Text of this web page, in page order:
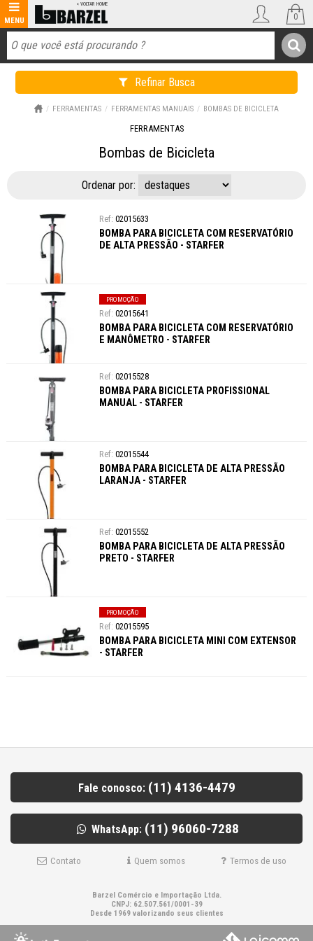
Refinar Busca
0
FERRAMENTAS FERRAMENTAS MANUAIS BOMBAS DE BICICLETA
FERRAMENTAS
Bombas de Bicicleta
Ordenar por:
02015633
BOMBA PARA BICICLETA COM RESERVATÓRIO
DE ALTA PRESSÃO - STARFER
PROMOÇÃO
02015641
BOMBA PARA BICICLETA COM RESERVATÓRIO
E MANÔMETRO - STARFER
02015528
BOMBA PARA BICICLETA PROFISSIONAL
MANUAL - STARFER
02015544
BOMBA PARA BICICLETA DE ALTA PRESSÃO
LARANJA - STARFER
02015552
BOMBA PARA BICICLETA DE ALTA PRESSÃO
PRETO - STARFER
PROMOÇÃO
02015595
BOMBA PARA BICICLETA MINI COM EXTENSOR
- STARFER
Fale conosco: (11) 4136-4479
WhatsApp: (11) 96060-7288
Contato Quem somos Termos de uso
Barzel Comércio e Importação Ltda.
CNPJ: 62.507.561/0001-39
Desde 1969 valorizando seus clientes